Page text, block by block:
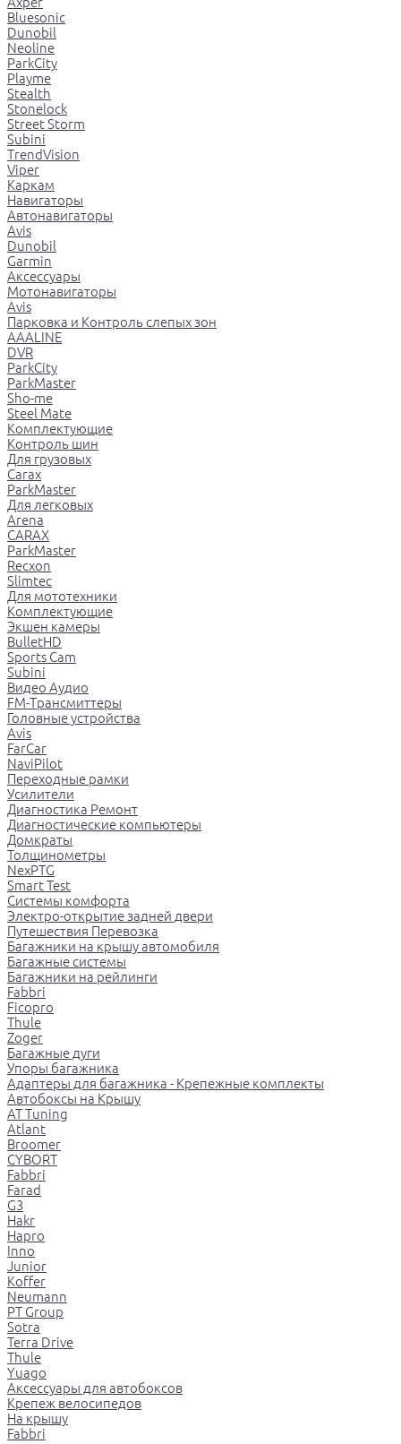
Bluesonic
Dunobil
Neoline
ParkCity
Playme
Stealth
Stonelock
Street Storm
Subini
TrendVision
Viper
Каркам
Навигаторы
Автонавигаторы
Avis
Dunobil
Garmin
Аксессуары
Мотонавигаторы
Avis
Парковка и Контроль слепых зон
AAALINE
DVR
ParkCity
ParkMaster
Sho-me
Steel Mate
Комплектующие
Контроль шин
Для грузовых
Carax
ParkMaster
Для легковых
Arena
CARAX
ParkMaster
Recxon
Slimtec
Для мототехники
Комплектующие
Экшен камеры
BulletHD
Sports Cam
Subini
Видео Аудио
FM-Трансмиттеры
Головные устройства
Avis
FarCar
NaviPilot
Переходные рамки
Усилители
Диагностика Ремонт
Диагностические компьютеры
Домкраты
Толщинометры
NexPTG
Smart Test
Системы комфорта
Электро-открытие задней двери
Путешествия Перевозка
Багажники на крышу автомобиля
Багажные системы
Багажники на рейлинги
Fabbri
Ficopro
Thule
Zoger
Багажные дуги
Упоры багажника
Адаптеры для багажника - Крепежные комплекты
Автобоксы на Крышу
AT Tuning
Atlant
Broomer
CYBORT
Fabbri
Farad
G3
Hakr
Hapro
Inno
Junior
Koffer
Neumann
PT Group
Sotra
Terra Drive
Thule
Yuago
Аксессуары для автобоксов
Крепеж велосипедов
На крышу
Fabbri